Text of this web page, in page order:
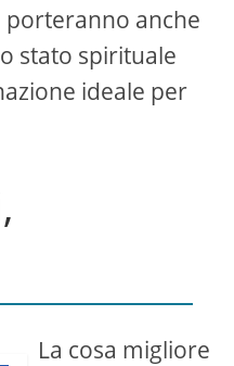
porteranno anche
stato spirituale
ideale per
La cosa migliore